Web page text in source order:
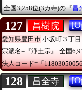
全国3,258位(3カ寺)の『昌
127 昌樹院
愛知県豊田市 小坂町３丁
宗派名=『浄土宗』
全国
法人コード=「
128 昌全寺